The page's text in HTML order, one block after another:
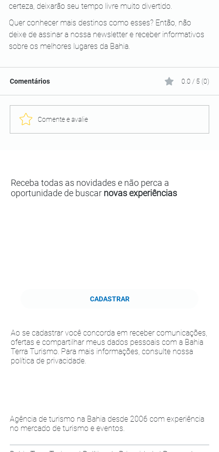
certeza, deixarão seu tempo livre muito divertido.
Quer conhecer mais destinos como esses? Então, não
deixe de assinar a nossa newsletter e receber informativos
sobre os melhores lugares da Bahia.
Comentários 0.0 / 5 (0)
Comente e avalie
Agência de turismo na Bahia desde 2006 com experiência
no mercado de turismo e eventos.
Receba todas as novidades e não perca a
oportunidade de buscar novas experiências
CADASTRAR
Ao se cadastrar você concorda em receber comunicações,
ofertas e compartilhar meus dados pessoais com a Bahia
Terra Turismo. Para mais informações, consulte nossa
política de privacidade.